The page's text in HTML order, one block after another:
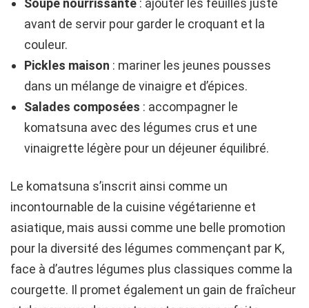
Soupe nourrissante : ajouter les feuilles juste
avant de servir pour garder le croquant et la
couleur.
Pickles maison : mariner les jeunes pousses
dans un mélange de vinaigre et d’épices.
Salades composées : accompagner le
komatsuna avec des légumes crus et une
vinaigrette légère pour un déjeuner équilibré.
Le komatsuna s’inscrit ainsi comme un
incontournable de la cuisine végétarienne et
asiatique, mais aussi comme une belle promotion
pour la diversité des légumes commençant par K,
face à d’autres légumes plus classiques comme la
courgette. Il promet également un gain de fraîcheur